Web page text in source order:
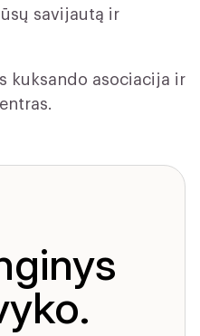
savijautą ir
kuksando asociacija ir